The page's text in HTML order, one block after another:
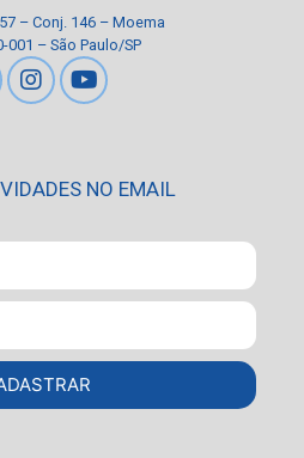
– Conj. 146 – Moema
001 – São Paulo/SP
NO EMAIL